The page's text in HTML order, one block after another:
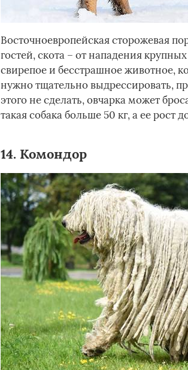
Восточноевропейская сторожевая
гостей, скота – от нападения
свирепое и бесстрашное животное,
нужно тщательно выдрессировать,
этого не сделать, овчарка может
такая собака больше 50 кг, а ее рост
14. Комондор